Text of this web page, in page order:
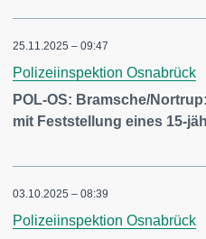
25.11.2025 – 09:47
Polizeiinspektion Osnabrück
POL-OS: Bramsche/
mit Feststellung eines 15-
03.10.2025 – 08:39
Polizeiinspektion Osnabrück